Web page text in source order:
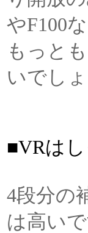
やF100
もっと
いでしょ
■VRは
4段分の
は高いで